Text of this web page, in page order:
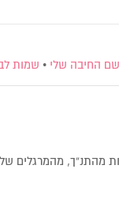
שם החיבה שלי • שמות
מהתנ”ך, מהמרגלים